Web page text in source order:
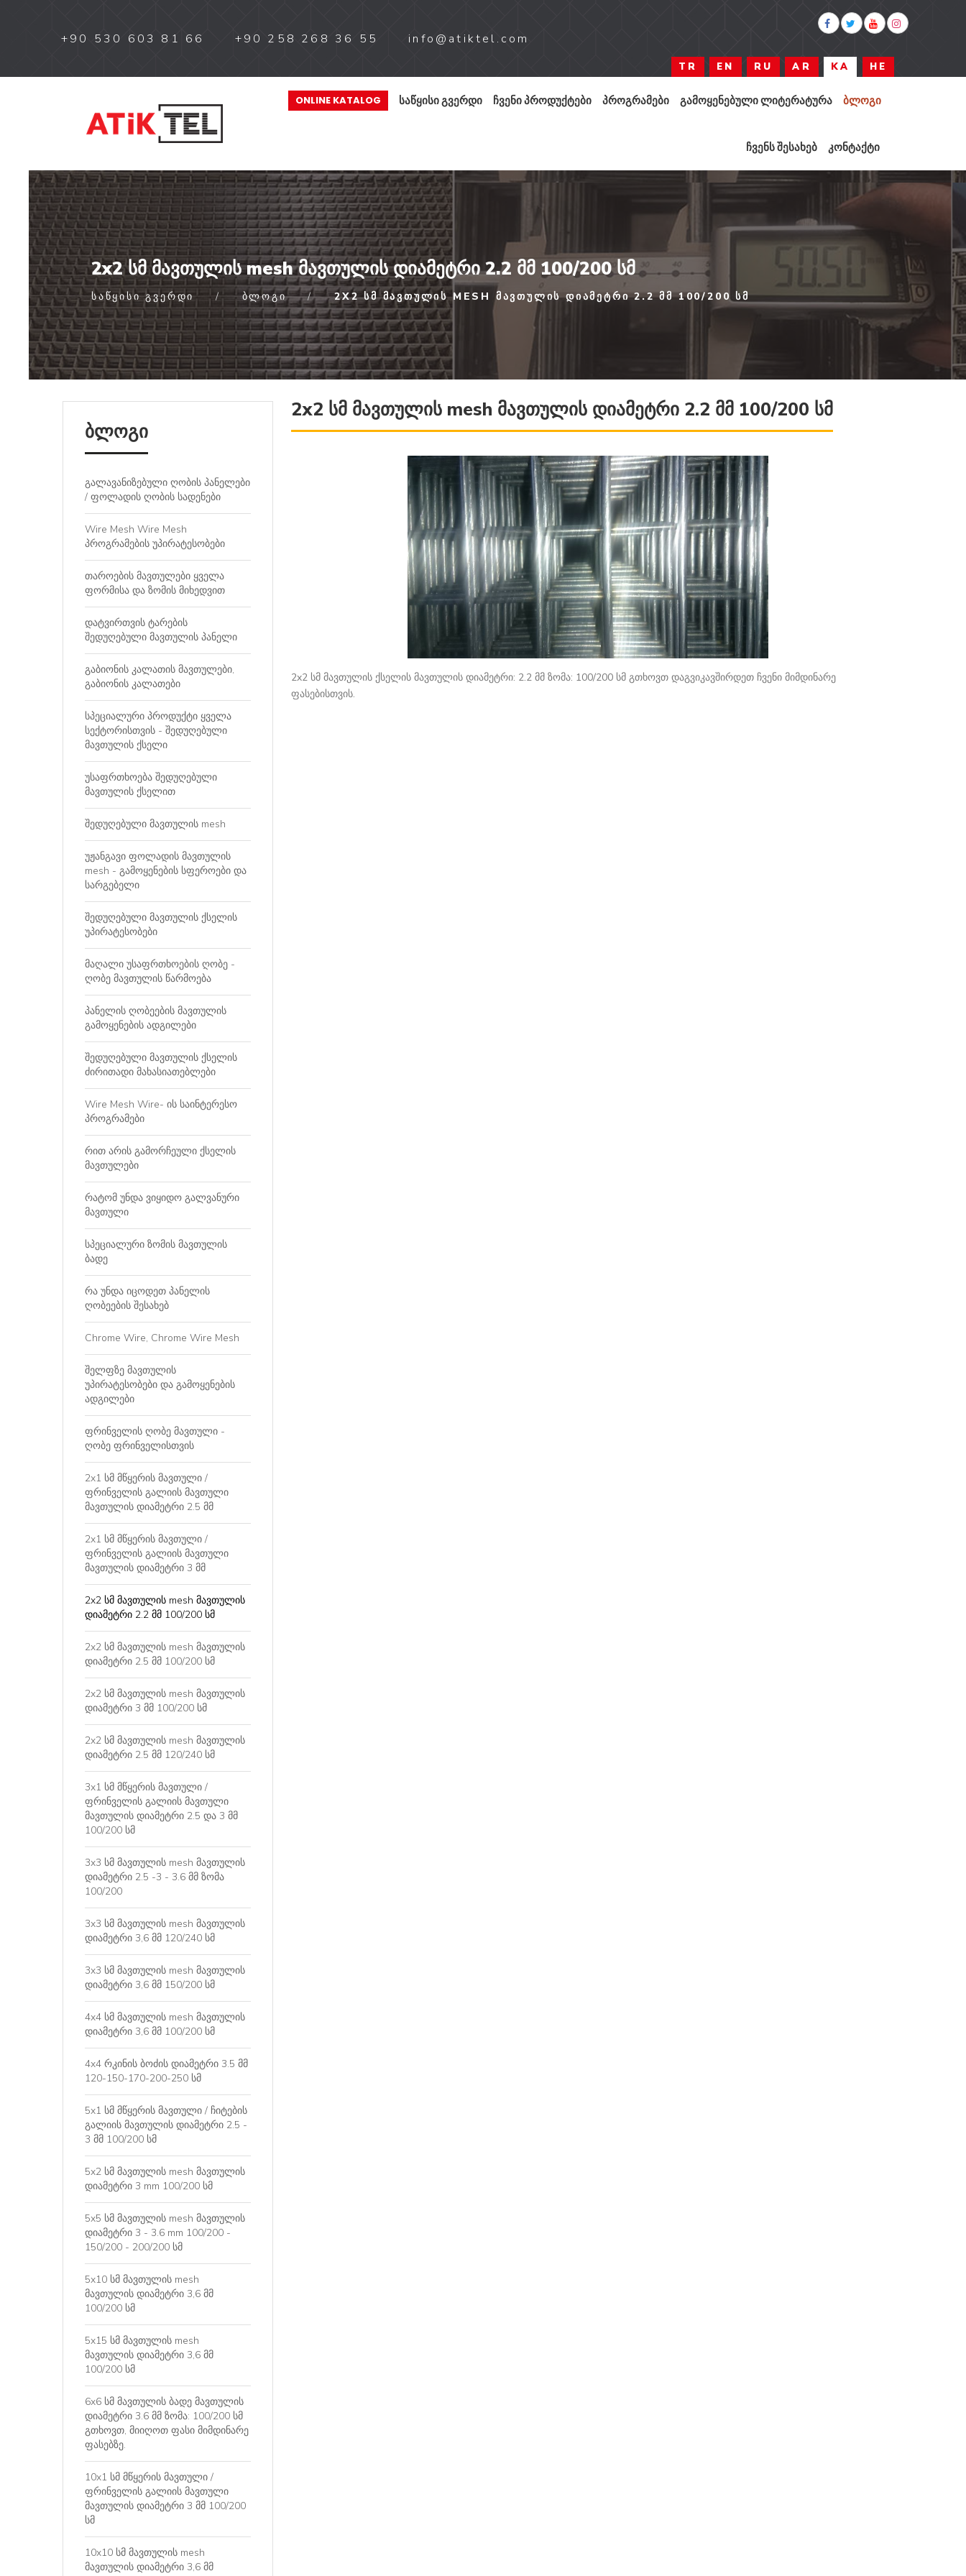
+90 530 603 81 66 +90 258 268 36 55 info@atiktel.com
TR EN RU AR KA HE
ONLINE KATALOG ᲡᲐᲬᲧᲘᲡᲘ ᲒᲕᲔᲠᲓᲘ ᲩᲕᲔᲜᲘ ᲞᲠᲝᲓᲣᲥᲢᲔᲑᲘ ᲞᲠᲝᲒᲠᲐᲛᲔᲑᲘ ᲒᲐᲛᲝᲧᲔᲜᲔᲑᲣᲚᲘ ᲚᲘᲢᲔᲠᲐᲢᲣᲠᲐ ᲑᲚᲝᲒᲘ
ᲩᲕᲔᲜᲡ ᲨᲔᲡᲐᲮᲔᲑ ᲙᲝᲜᲢᲐᲥᲢᲘ
2x2 სმ მავთულის mesh მავთულის დიამეტრი 2.2 მმ 100/200 სმ
ᲡᲐᲬᲧᲘᲡᲘ ᲒᲕᲔᲠᲓᲘ ᲑᲚᲝᲒᲘ 2X2 ᲡᲛ ᲛᲐᲕᲗᲣᲚᲘᲡ MESH ᲛᲐᲕᲗᲣᲚᲘᲡ ᲓᲘᲐᲛᲔᲢᲠᲘ 2.2 ᲛᲛ 100/200 ᲡᲛ
ბლოგი
გალავანიზებული ღობის პანელები
/ ფოლადის ღობის სადენები
Wire Mesh Wire Mesh
პროგრამების უპირატესობები
თაროების მავთულები ყველა
ფორმისა და ზომის მიხედვით
დატვირთვის ტარების
შედუღებული მავთულის პანელი
გაბიონის კალათის მავთულები,
გაბიონის კალათები
სპეციალური პროდუქტი ყველა
სექტორისთვის - შედუღებული
მავთულის ქსელი
უსაფრთხოება შედუღებული
მავთულის ქსელით
შედუღებული მავთულის mesh
უჟანგავი ფოლადის მავთულის
mesh - გამოყენების სფეროები და
სარგებელი
შედუღებული მავთულის ქსელის
უპირატესობები
მაღალი უსაფრთხოების ღობე -
ღობე მავთულის წარმოება
პანელის ღობეების მავთულის
გამოყენების ადგილები
შედუღებული მავთულის ქსელის
ძირითადი მახასიათებლები
Wire Mesh Wire- ის საინტერესო
პროგრამები
რით არის გამორჩეული ქსელის
მავთულები
რატომ უნდა ვიყიდო გალვანური
მავთული
სპეციალური ზომის მავთულის
ბადე
რა უნდა იცოდეთ პანელის
ღობეების შესახებ
Chrome Wire, Chrome Wire Mesh
შელფზე მავთულის
უპირატესობები და გამოყენების
ადგილები
ფრინველის ღობე მავთული -
ღობე ფრინველისთვის
2x1 სმ მწყერის მავთული /
ფრინველის გალიის მავთული
მავთულის დიამეტრი 2.5 მმ
2x1 სმ მწყერის მავთული /
ფრინველის გალიის მავთული
მავთულის დიამეტრი 3 მმ
2x2 სმ მავთულის mesh მავთულის
დიამეტრი 2.2 მმ 100/200 სმ
2x2 სმ მავთულის mesh მავთულის
დიამეტრი 2.5 მმ 100/200 სმ
2x2 სმ მავთულის mesh მავთულის
დიამეტრი 3 მმ 100/200 სმ
2x2 სმ მავთულის mesh მავთულის
დიამეტრი 2.5 მმ 120/240 სმ
3x1 სმ მწყერის მავთული /
ფრინველის გალიის მავთული
მავთულის დიამეტრი 2.5 და 3 მმ
100/200 სმ
3x3 სმ მავთულის mesh მავთულის
დიამეტრი 2.5 -3 - 3.6 მმ ზომა
100/200
3x3 სმ მავთულის mesh მავთულის
დიამეტრი 3,6 მმ 120/240 სმ
3x3 სმ მავთულის mesh მავთულის
დიამეტრი 3,6 მმ 150/200 სმ
4x4 სმ მავთულის mesh მავთულის
დიამეტრი 3,6 მმ 100/200 სმ
4x4 რკინის ბოძის დიამეტრი 3.5 მმ
120-150-170-200-250 სმ
5x1 სმ მწყერის მავთული / ჩიტების
გალიის მავთულის დიამეტრი 2.5 -
3 მმ 100/200 სმ
5x2 სმ მავთულის mesh მავთულის
დიამეტრი 3 mm 100/200 სმ
5x5 სმ მავთულის mesh მავთულის
დიამეტრი 3 - 3.6 mm 100/200 -
150/200 - 200/200 სმ
5x10 სმ მავთულის mesh
მავთულის დიამეტრი 3,6 მმ
100/200 სმ
5x15 სმ მავთულის mesh
მავთულის დიამეტრი 3,6 მმ
100/200 სმ
6x6 სმ მავთულის ბადე მავთულის
დიამეტრი 3.6 მმ ზომა: 100/200 სმ
გთხოვთ, მიიღოთ ფასი მიმდინარე
ფასებზე.
10x1 სმ მწყერის მავთული /
ფრინველის გალიის მავთული
მავთულის დიამეტრი 3 მმ 100/200
სმ
10x10 სმ მავთულის mesh
მავთულის დიამეტრი 3,6 მმ
2x2 სმ მავთულის mesh მავთულის დიამეტრი 2.2 მმ 100/200 სმ
2x2 სმ მავთულის ქსელის მავთულის დიამეტრი: 2.2 მმ ზომა: 100/200 სმ გთხოვთ დაგვიკავშირდეთ ჩვენი მიმდინარე
ფასებისთვის.